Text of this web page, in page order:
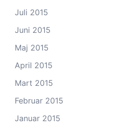
Juli 2015
Juni 2015
Maj 2015
April 2015
Mart 2015
Februar 2015
Januar 2015